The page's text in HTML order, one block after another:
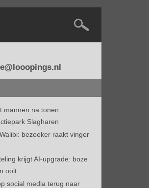
mannen na tonen
Slagharen
bezoeker raakt vinger
krijgt AI-upgrade: boze
ooit
social media terug naar